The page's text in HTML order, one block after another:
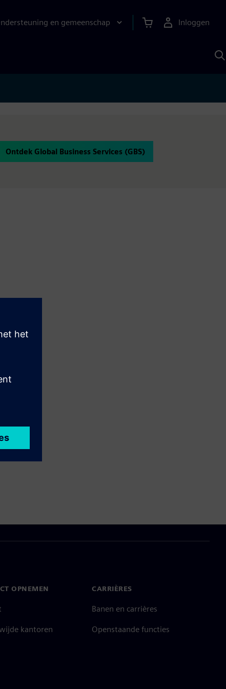
en gemeenschap Inloggen
Ontdek Global Business Services (GBS)
OPNEMEN
kantoren
CARRIÈRES
Banen en carrières
Openstaande functies